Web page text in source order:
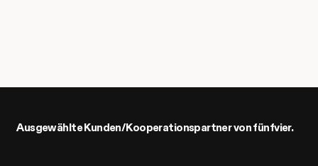
Ausgewählte Kunden/Kooperationspartner von fünfvier.